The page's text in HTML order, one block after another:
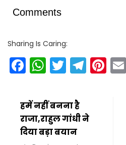
Comments
Sharing Is Caring:
Facebook
WhatsApp
Twitter
हमें नहीं बनना है
राजा,राहुल गांधी ने
दिया बड़ा बयान